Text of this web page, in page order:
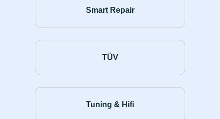
Smart Repair
TÜV
Tuning & Hifi